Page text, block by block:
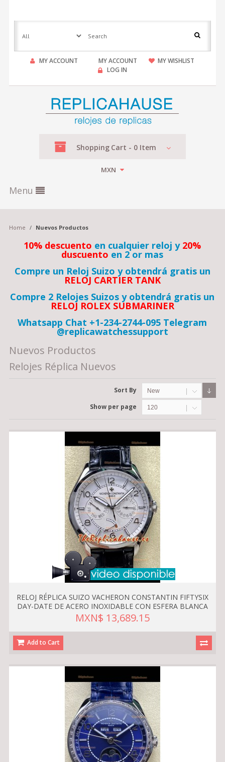
MY ACCOUNT MY ACCOUNT
MY WISHLIST
LOG IN
Shopping Cart - 0Item
MXN
Menu
Home / Nuevos Productos
10% descuento en cualquier reloj y 20%
duscuento en 2 or mas
Compre un Reloj Suizo y obtendrá gratis un
RELOJ CARTIER TANK
Compre 2 Relojes Suizos y obtendrá gratis un
RELOJ ROLEX SUBMARINER
Whatsapp Chat +1-234-2744-095 Telegram
@replicawatchessupport
Nuevos Productos
Relojes Réplica Nuevos
Sort By New
Show per page 120
RELOJ RÉPLICA SUIZO VACHERON CONSTANTIN FIFTYSIX
DAY-DATE DE ACERO INOXIDABLE CON ESFERA BLANCA
MXN$ 13,689.15
Add to Cart